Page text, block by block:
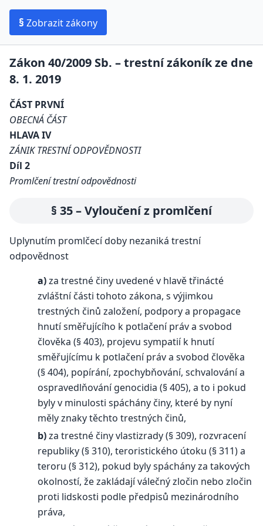
§ Zobrazit zákony
Zákon 40/2009 Sb. – trestní zákoník ze dne
8. 1. 2019
ČÁST PRVNÍ
OBECNÁ ČÁST
HLAVA IV
ZÁNIK TRESTNÍ ODPOVĚDNOSTI
Díl 2
Promlčení trestní odpovědnosti
§ 35 – Vyloučení z promlčení
Uplynutím promlčecí doby nezaniká trestní
odpovědnost
a)za trestné činy uvedené v hlavě třinácté
zvláštní části tohoto zákona, s výjimkou
trestných činů založení, podpory a propagace
hnutí směřujícího k potlačení práv a svobod
člověka (§ 403), projevu sympatií k hnutí
směřujícímu k potlačení práv a svobod člověka
(§ 404), popírání, zpochybňování, schvalování a
ospravedlňování genocidia (§ 405), a to i pokud
byly v minulosti spáchány činy, které by nyní
měly znaky těchto trestných činů,
b)za trestné činy vlastizrady (§ 309), rozvracení
republiky (§ 310), teroristického útoku (§ 311) a
teroru (§ 312), pokud byly spáchány za takových
okolností, že zakládají válečný zločin nebo zločin
proti lidskosti podle předpisů mezinárodního
práva,